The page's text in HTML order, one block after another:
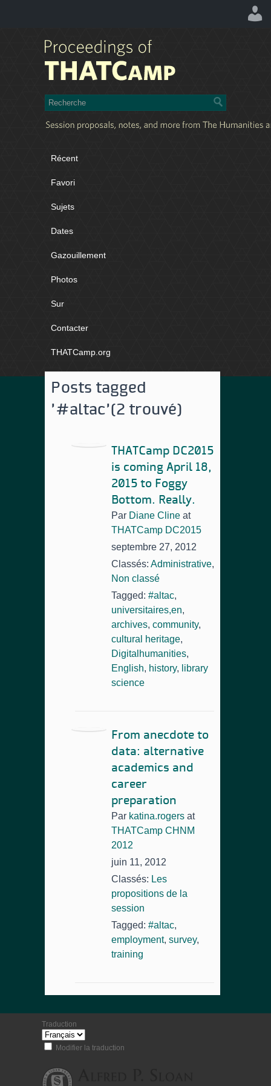
Récent
Favori
Sujets
Dates
Gazouillement
Photos
Sur
Contacter
THATCamp.org
Posts tagged
'#altac'(2 trouvé)
THATCamp DC2015
is coming April 18,
2015 to Foggy
Bottom. Really.
Par Diane Cline at
THATCamp DC2015
septembre 27, 2012
Classés: Administrative,
Non classé
Tagged: #altac,
universitaires,en,
archives, community,
cultural heritage,
Digitalhumanities,
English, history, library
science
From anecdote to
data: alternative
academics and
career
preparation
Par katina.rogers at
THATCamp CHNM
2012
juin 11, 2012
Classés: Les
propositions de la
session
Tagged: #altac,
employment, survey,
training
Traduction
Modifier la traduction